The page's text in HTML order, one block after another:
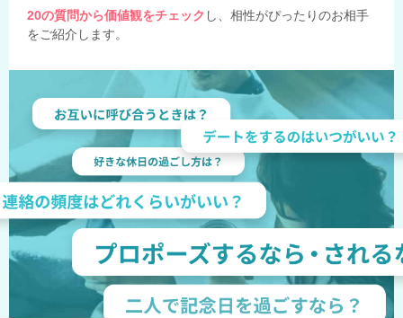
20の質問から価値観をチェック し、相性がぴったりのお相手
をご紹介します。